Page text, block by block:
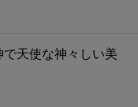
天使な神々しい美